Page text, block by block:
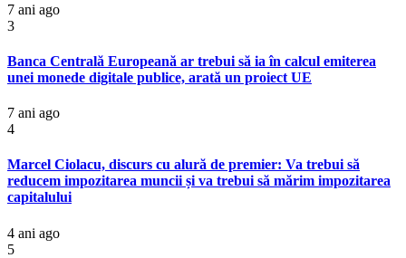
7 ani ago
3
Banca Centrală Europeană ar trebui să ia în calcul emiterea
unei monede digitale publice, arată un proiect UE
7 ani ago
4
Marcel Ciolacu, discurs cu alură de premier: Va trebui să
reducem impozitarea muncii și va trebui să mărim impozitarea
capitalului
4 ani ago
5